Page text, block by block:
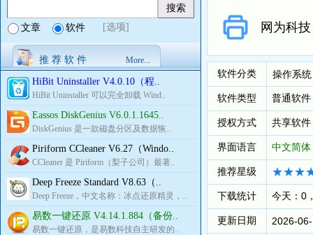
文章 软件 [选项]
推 荐 软 件 More...
HiBit Uninstaller V4.0.10（程..
HiBit Uninstaller 可以完全卸载 Wind..
Eassos DiskGenius V6.0.1.1645..
DiskGenius 是一款磁盘分区及数据恢..
Piriform CCleaner V6.27（Windo..
CCleaner 是 Piriform（梨子公司）最著..
Deep Freeze Standard V8.63（..
Deep Freeze，中文名称：冰点还原精灵，..
易数一键还原 V4.14.1.884（备份..
易数一键还原，是易数科技自主研发的..
网为科
软件分类 操作系统
软件类型 普通软件
授权方式 共享软件
界面语言 中文简体
推荐星级
下载统计 今天：0
更新日期 2026-